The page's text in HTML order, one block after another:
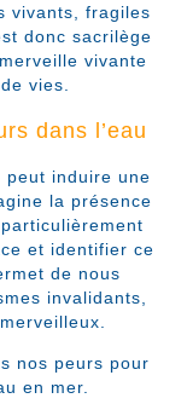
vivants, fragiles
donc sacrilège
vivante
vies.
dans l’eau
peut induire une
la présence
et identifier ce
de nous
invalidants,
nos peurs pour
en mer.